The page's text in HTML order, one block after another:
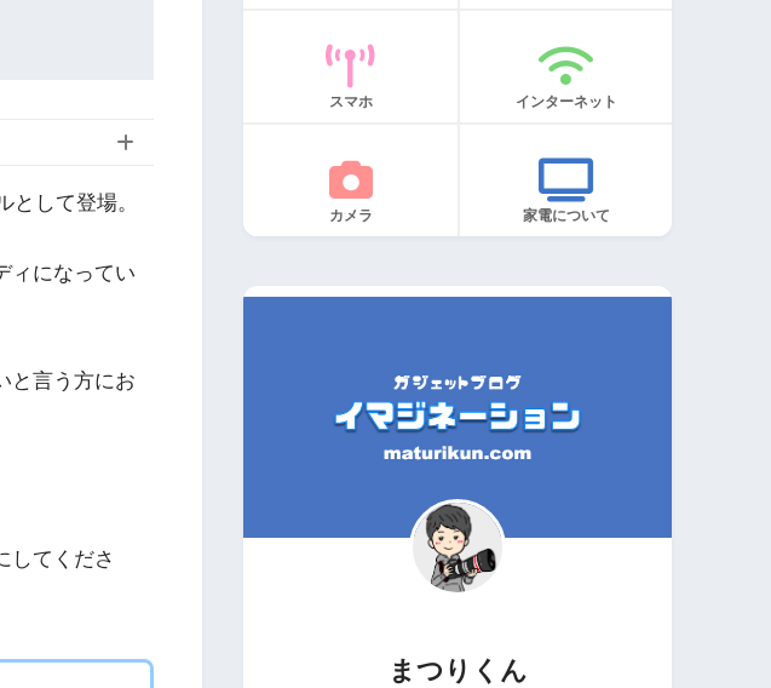
して登場。
ィになってい
と言う方にお
してくださ
スマホ インターネット
カメラ 家電について
まつりくん